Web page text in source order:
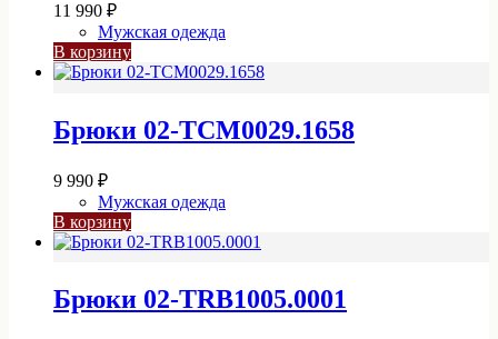
11 990 ₽
Мужская одежда
В корзину
Брюки 02-TCM0029.1658
9 990 ₽
Мужская одежда
В корзину
Брюки 02-TRB1005.0001